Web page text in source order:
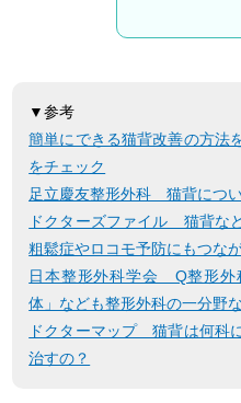
▼参考
簡単にできる猫背改善の方法
をチェック
足立慶友整形外科 猫背につ
ドクターズファイル 猫背な
粗鬆症やロコモ予防にもつな
日本整形外科学会 Q整形
体」なども整形外科の一分野
ドクターマップ 猫背は何科
治すの？